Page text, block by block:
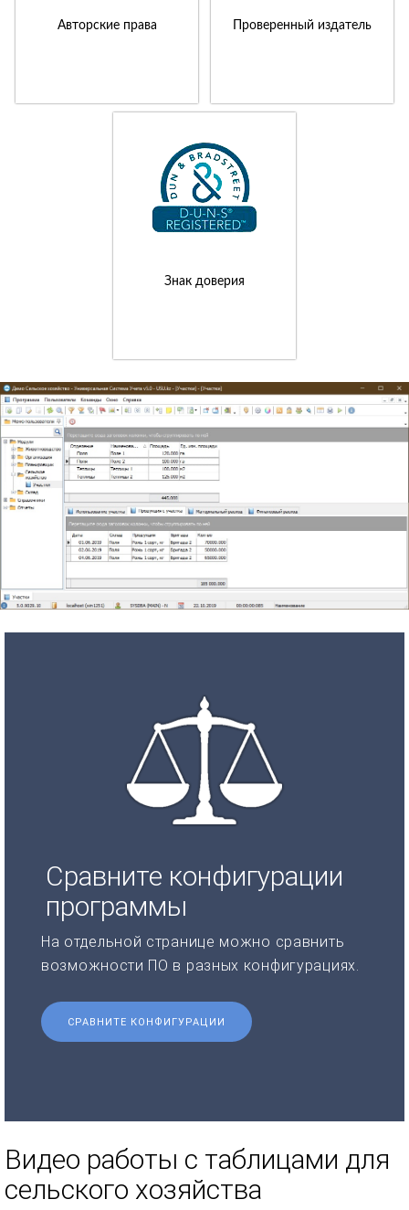
Авторские права Проверенный издатель
Знак доверия
Сравните конфигурации
программы
На отдельной странице можно сравнить
возможности ПО в разных конфигурациях.
СРАВНИТЕ КОНФИГУРАЦИИ
Видео работы с таблицами для
сельского хозяйства